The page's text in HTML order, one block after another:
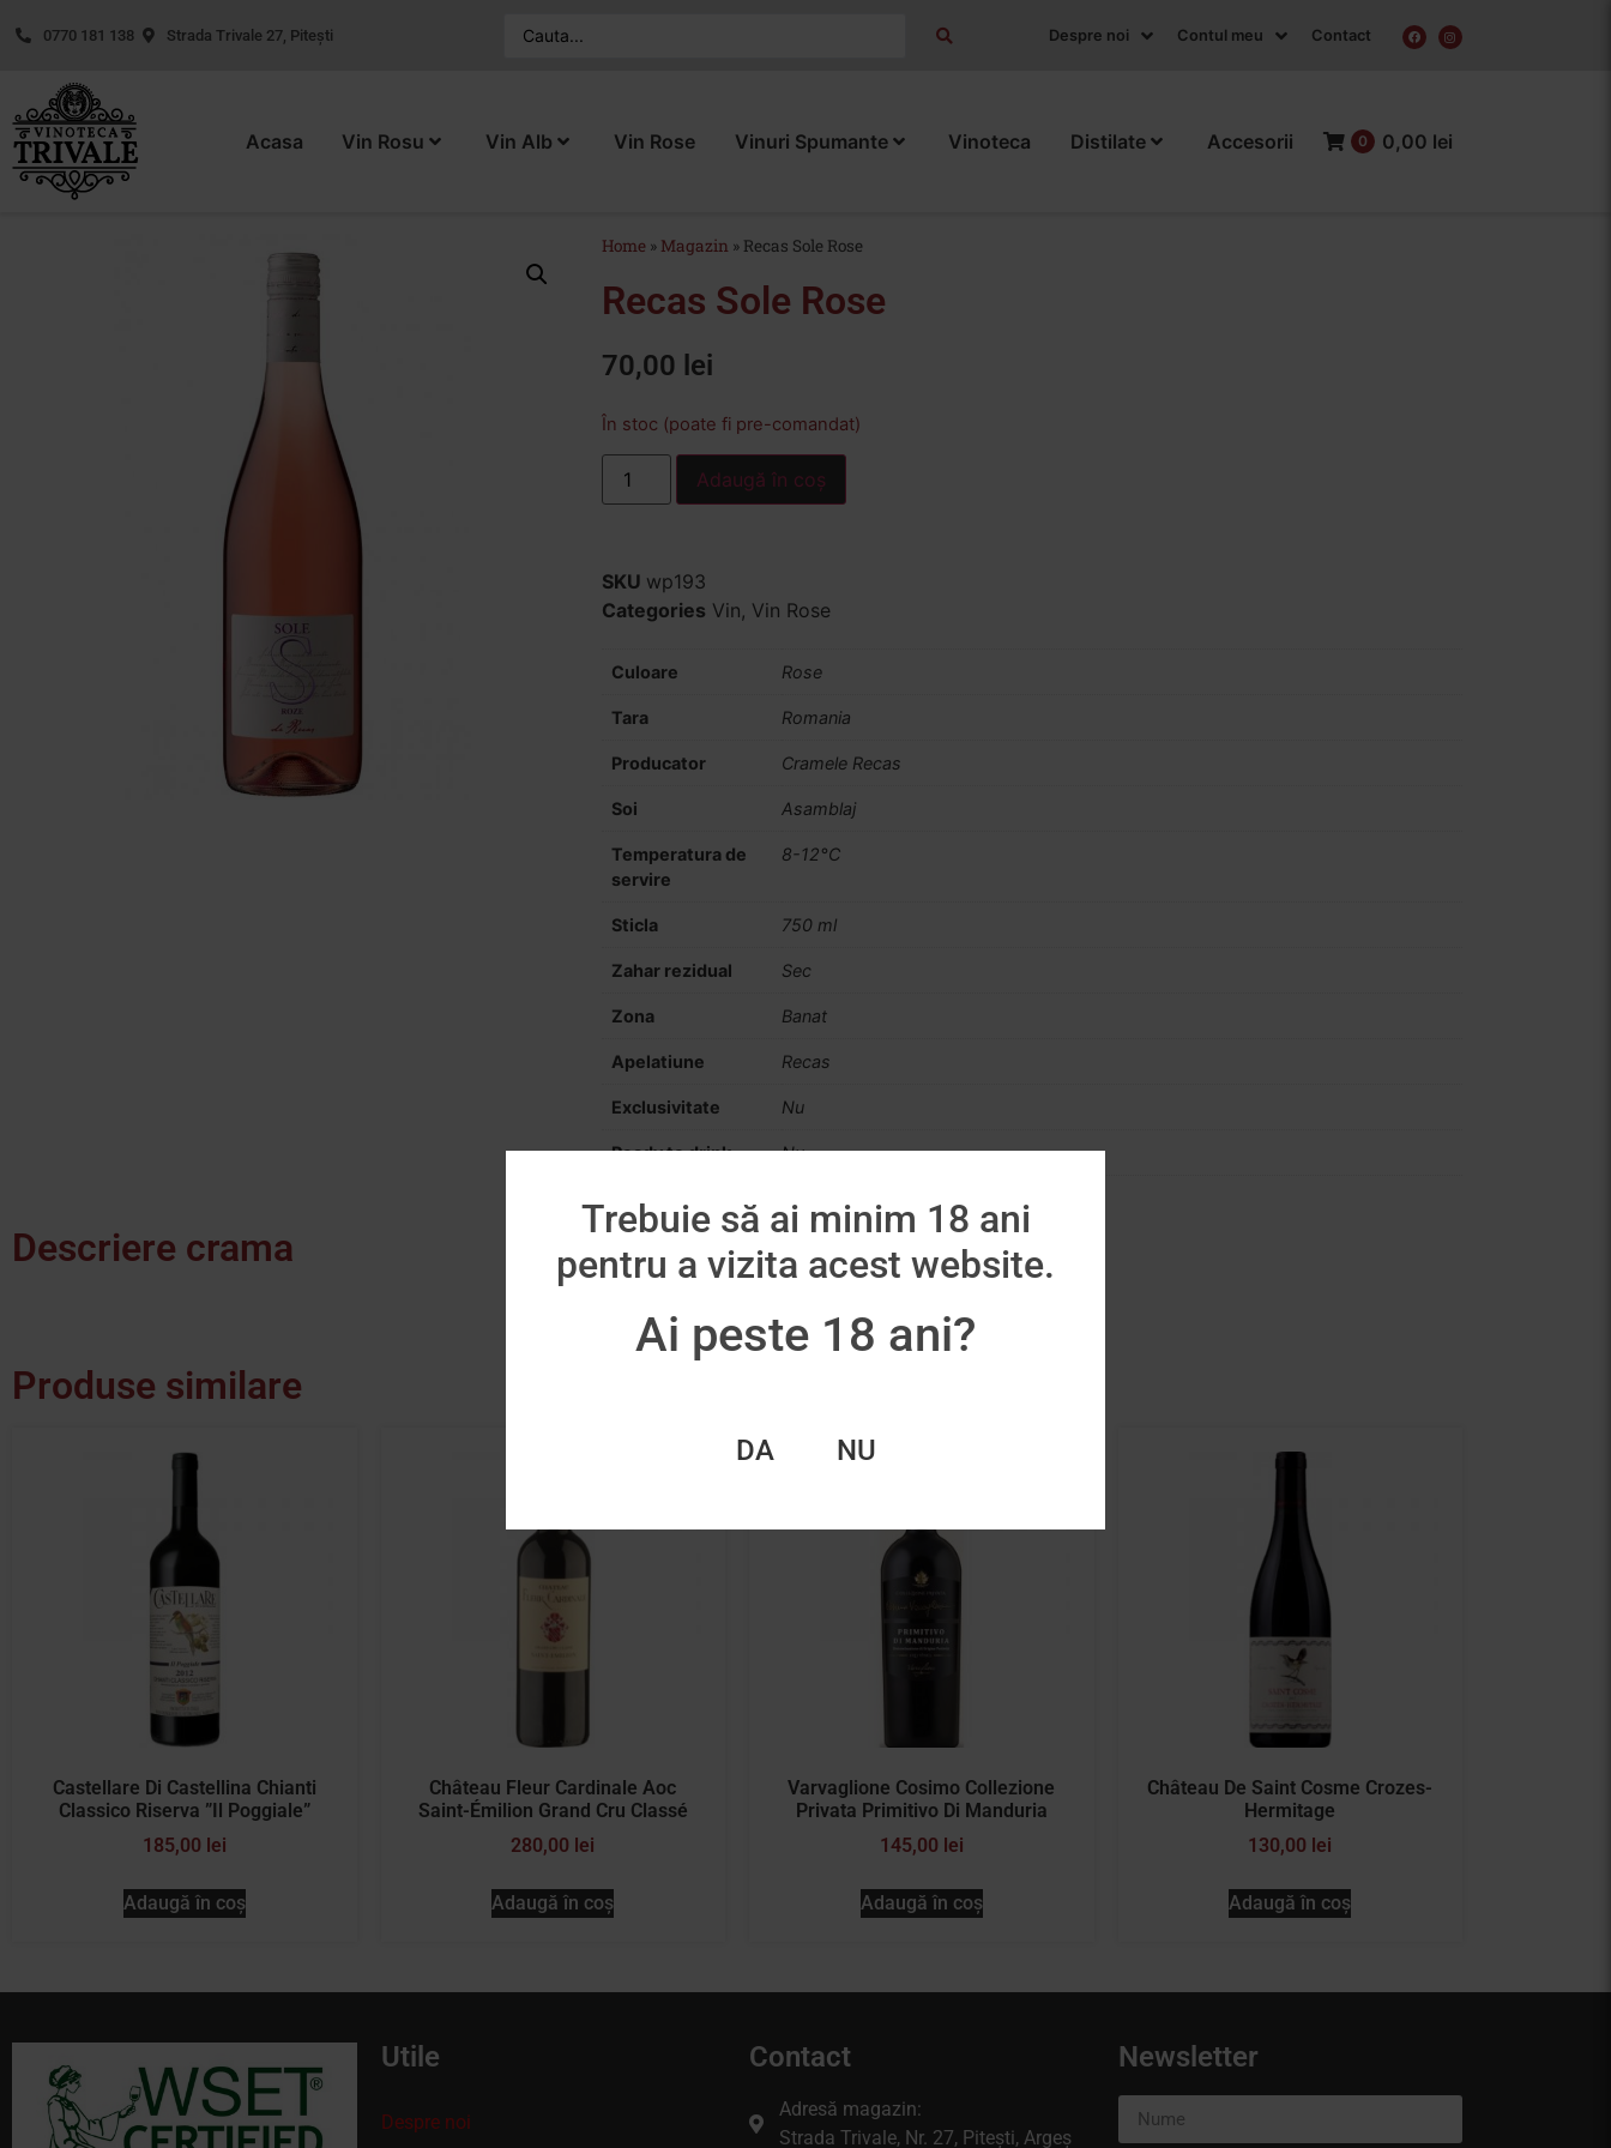
0770 181 138 Strada Trivale 27, Pitești Despre noi Contul meu Contact
Acasa Vin Rosu Vin Alb Vin Rose Vinuri Spumante Vinoteca Distilate Accesorii 0 0,00 lei
Home » Magazin » Recas Sole Rose
Recas Sole Rose
70,00 lei
În stoc (poate fi pre-comandat)
Adaugă în coș
SKU wp193
Categories Vin, Vin Rose
Culoare Rose
Tara Romania
Producator Cramele Recas
Soi Asamblaj
Temperatura de
servire
8-12°C
Sticla 750 ml
Zahar rezidual Sec
Zona Banat
Apelatiune Recas
Exclusivitate Nu
Ready to drink Nu
Descriere crama
Produse similare
Castellare Di Castellina Chianti
Classico Riserva ”Il Poggiale”
185,00 lei
Adaugă în coș
Château Fleur Cardinale Aoc
Saint-Émilion Grand Cru Classé
280,00 lei
Adaugă în coș
Varvaglione Cosimo Collezione
Privata Primitivo Di Manduria
145,00 lei
Adaugă în coș
Château De Saint Cosme Crozes-
Hermitage
130,00 lei
Adaugă în coș
Utile
Despre noi
Contact
Adresă magazin:
Strada Trivale, Nr. 27, Pitești, Argeș
Newsletter
Trebuie să ai minim 18 ani
pentru a vizita acest website.
Ai peste 18 ani?
DA NU